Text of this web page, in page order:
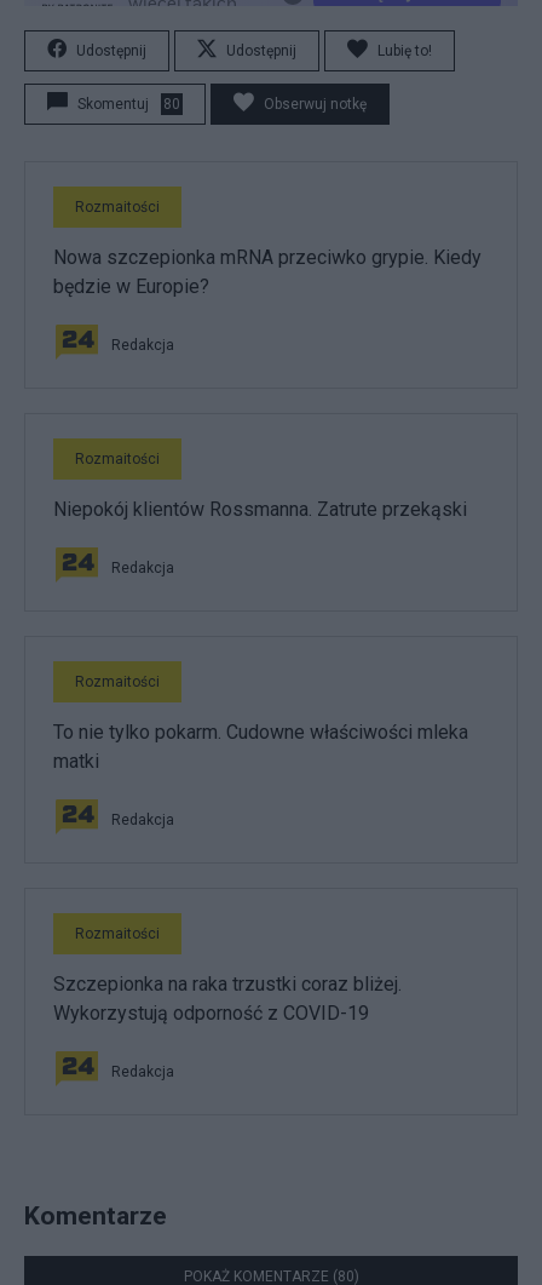
Udostępnij Udostępnij Lubię to!
Skomentuj 80 Obserwuj notkę
Rozmaitości
Nowa szczepionka mRNA przeciwko grypie. Kiedy
będzie w Europie?
Redakcja
Rozmaitości
Niepokój klientów Rossmanna. Zatrute przekąski
Redakcja
Rozmaitości
To nie tylko pokarm. Cudowne właściwości mleka
matki
Redakcja
Rozmaitości
Szczepionka na raka trzustki coraz bliżej.
Wykorzystują odporność z COVID-19
Redakcja
Komentarze
POKAŻ KOMENTARZE (80)